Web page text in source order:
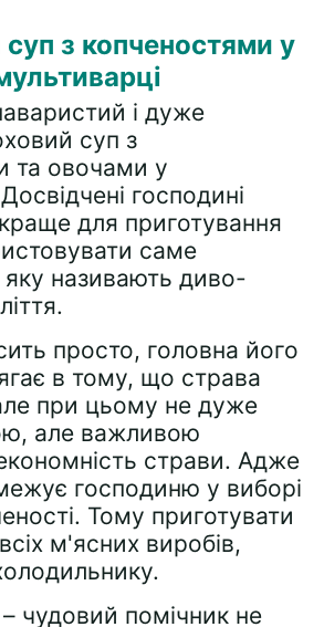
з копченостями у
і дуже
суп з
та овочами у
господині
для приготування
саме
називають диво-
просто, головна його
в тому, що страва
при цьому не дуже
але важливою
страви. Адже
господиню у виборі
Тому приготувати
м'ясних виробів,
чудовий помічник не